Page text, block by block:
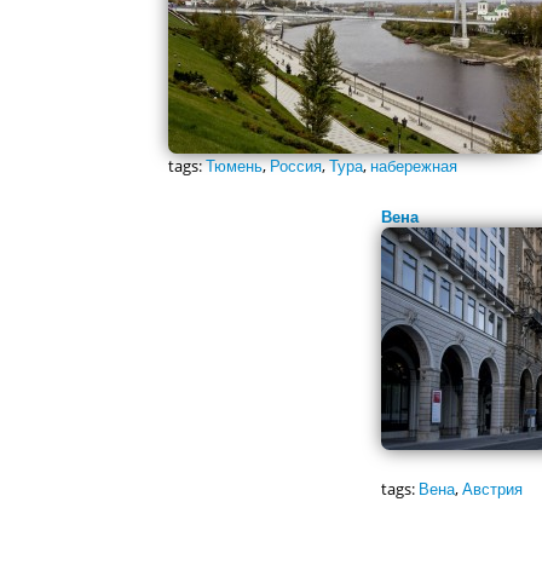
tags:Тюмень,Россия,Тура,набережная
Вена
tags: Вена,Австрия